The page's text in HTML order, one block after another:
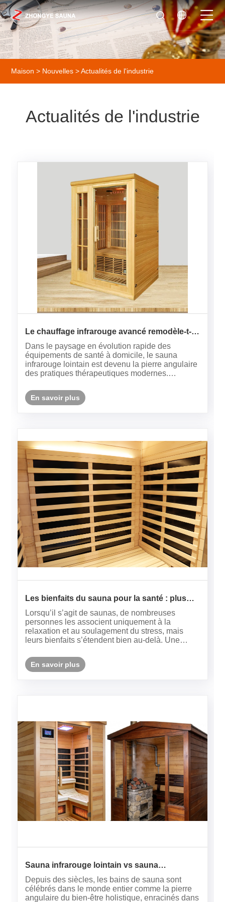
Maison > Nouvelles > Actualités de l'industrie
Actualités de l'industrie
Le chauffage infrarouge avancé remodèle-t-il
la technologie du bien-être à domicile ?
Dans le paysage en évolution rapide des
équipements de santé à domicile, le sauna
infrarouge lointain est devenu la pierre angulaire
des pratiques thérapeutiques modernes.
de vapeur, cette solution de bien-être avancée
exploite la chaleur rayonnante po......
En savoir plus
Les bienfaits du sauna pour la santé : plus
qu’une simple relaxation
Lorsqu’il s’agit de saunas, de nombreuses
personnes les associent uniquement à la
relaxation et au soulagement du stress, mais
leurs bienfaits s’étendent bien au-delà. Une
améliorations globales à la santé physique et
mentale, ce qui en fait un complément......
En savoir plus
Sauna infrarouge lointain vs sauna
traditionnel, quel est le meilleur ?
Depuis des siècles, les bains de sauna sont
célébrés dans le monde entier comme la pierre
angulaire du bien-être holistique, enracinés dans